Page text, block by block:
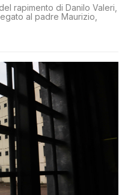
rapimento di Danilo Valeri,
al padre Maurizio,